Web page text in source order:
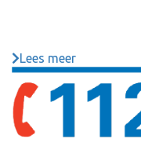
Lees meer